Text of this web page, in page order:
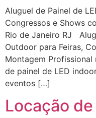
Aluguel de Painel de
Congressos e Shows
Rio de Janeiro RJ
Outdoor para Feiras,
Montagem Profissional
de painel de LED
eventos […]
Locação